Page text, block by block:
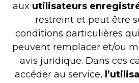
aux utilisateurs
restreint et peut être
conditions particulières
peuvent remplacer et/ou
avis juridique. Dans ces
accéder au service,